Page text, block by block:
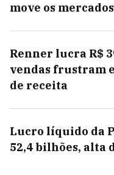
move os mercados
Renner lucra R$
vendas frustram
de receita
Lucro líquido da
52,4 bilhões, alta